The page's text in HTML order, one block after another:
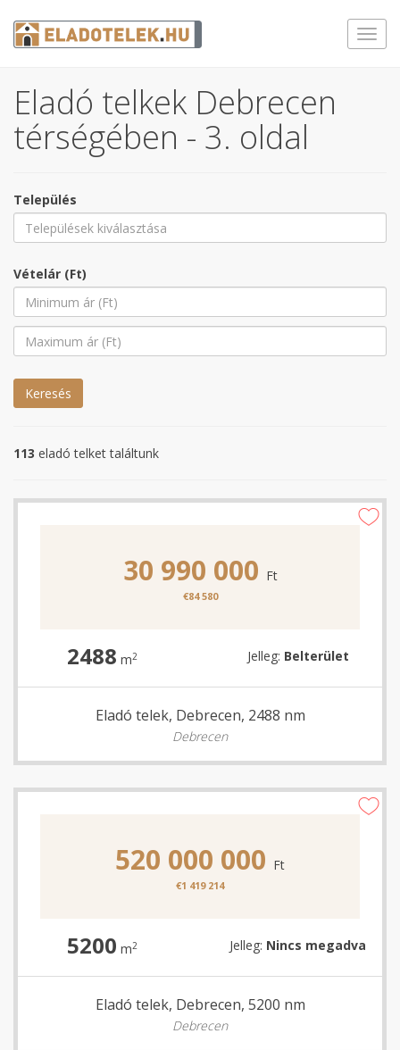
Eladó telkek Debrecen
térségében - 3. oldal
Település
Vételár (Ft)
Keresés
113 eladó telket találtunk
30 990 000 Ft
€84 580
2488 m2 Jelleg: Belterület
Eladó telek, Debrecen, 2488 nm
Debrecen
520 000 000 Ft
€1 419 214
5200 m2 Jelleg: Nincs megadva
Eladó telek, Debrecen, 5200 nm
Debrecen